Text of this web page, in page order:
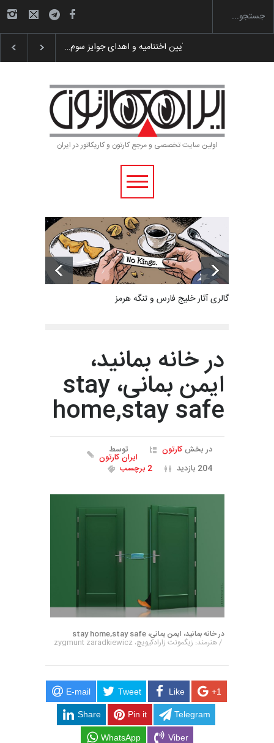
گزارش تصویری آیین اختتامیه و اهدای جوایز سوم…
اولین سایت تخصصی و مرجع کارتون و کاریکاتور در ایران
گالری آثار خلیج فارس و تنگه هرمز
در خانه بمانید،
ایمن بمانی، stay
home,stay safe
در بخشکارتون توسط
ایران کارتون
204 بازدید
2 برچسب
در خانه بمانید، ایمن بمانی، stay home,stay safe
/ هنرمند: زیگمونت زارادکیویچ، zygmunt zaradkiewicz
E-mail Tweet Like +1
Share Pin it Telegram
WhatsApp Viber